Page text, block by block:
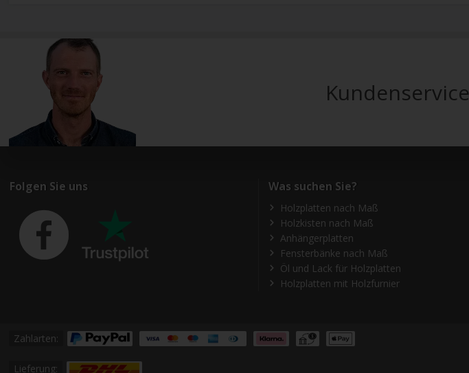
Kundenservice
Folgen Sie uns Was suchen Sie?
Holzplatten nach Maß
Holzkisten nach Maß
Anhängerplatten
Fensterbänke nach Maß
Öl und Lack für Holzplatten
Holzplatten mit Holzfurnier
Zahlarten:
Lieferung: